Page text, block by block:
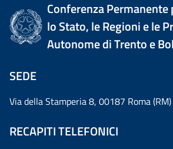
Conferenza
lo Stato, le Regioni e le
Autonome di Trento e
SEDE
Via della Stamperia 8, 00187 Roma (RM)
RECAPITI TELEFONICI